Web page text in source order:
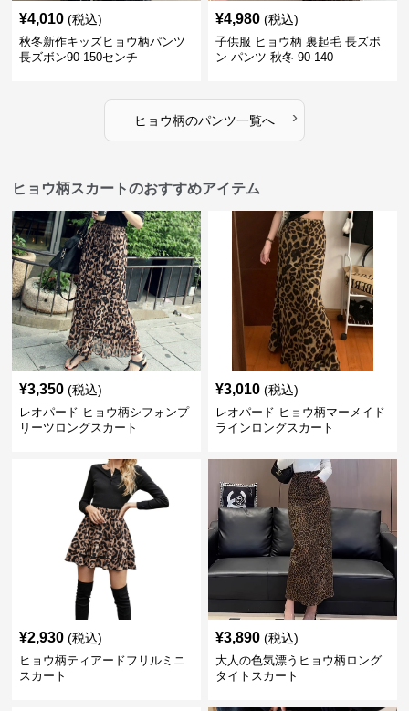
¥4,010 (税込)
秋冬新作キッズヒョウ柄パンツ
長ズボン90-150センチ
¥4,980 (税込)
子供服 ヒョウ柄 裏起毛 長ズボ
ン パンツ 秋冬 90-140
ヒョウ柄のパンツ一覧へ ›
ヒョウ柄スカートのおすすめアイテム
¥3,350 (税込)
レオパード ヒョウ柄シフォンプ
リーツロングスカート
¥3,010 (税込)
レオパード ヒョウ柄マーメイド
ラインロングスカート
¥2,930 (税込)
ヒョウ柄ティアードフリルミニ
スカート
¥3,890 (税込)
大人の色気漂うヒョウ柄ロング
タイトスカート